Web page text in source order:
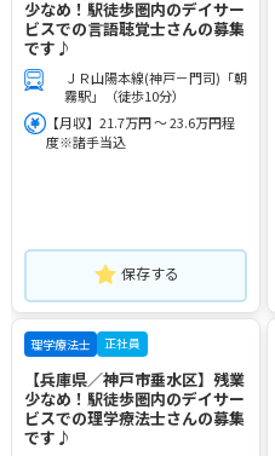
少なめ！駅徒歩圏内のデイサー
ビスでの言語聴覚士さんの募集
です♪
ＪＲ山陽本線(神戸－門司)「朝
霧駅」（徒歩10分）
【月収】21.7万円 ～ 23.6万円程
度※諸手当込
保存する
理学療法士 正社員
【兵庫県／神戸市垂水区】残業
少なめ！駅徒歩圏内のデイサー
ビスでの理学療法士さんの募集
です♪